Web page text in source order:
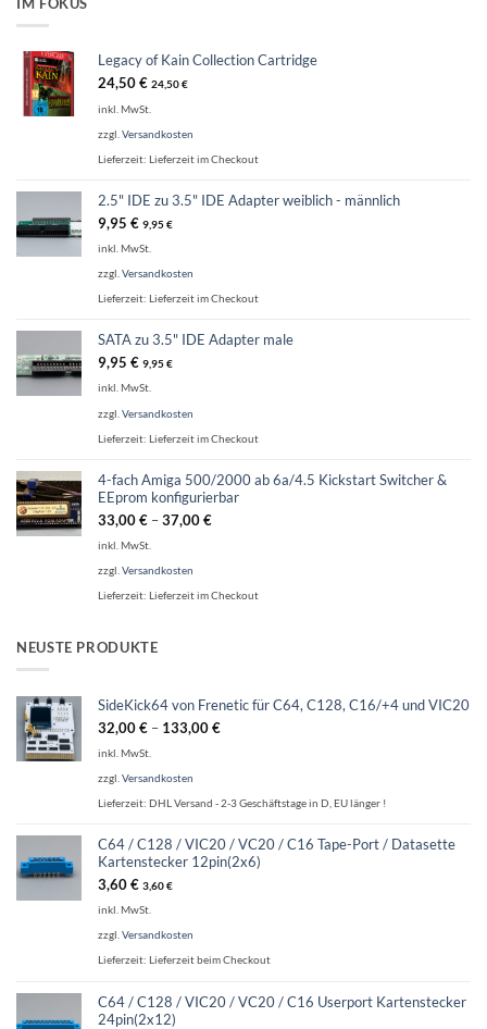
IM FOKUS
Legacy of Kain Collection Cartridge
24,50€ 24,50€
inkl. MwSt.
zzgl. Versandkosten
Lieferzeit: Lieferzeit im Checkout
2.5" IDE zu 3.5" IDE Adapter weiblich - männlich
9,95 € 9,95€
inkl. MwSt.
zzgl. Versandkosten
Lieferzeit: Lieferzeit im Checkout
SATA zu 3.5" IDE Adapter male
9,95 € 9,95€
inkl. MwSt.
zzgl. Versandkosten
Lieferzeit: Lieferzeit im Checkout
4-fach Amiga 500/2000 ab 6a/4.5 Kickstart Switcher &
EEprom konfigurierbar
33,00€ –37,00€
inkl. MwSt.
zzgl. Versandkosten
Lieferzeit: Lieferzeit im Checkout
NEUSTE PRODUKTE
SideKick64 von Frenetic für C64, C128, C16/+4 und VIC20
32,00€ – 133,00€
inkl. MwSt.
zzgl. Versandkosten
Lieferzeit: DHL Versand - 2-3 Geschäftstage in D, EU länger !
C64 / C128 / VIC20 / VC20 / C16 Tape-Port / Datasette
Kartenstecker 12pin(2x6)
3,60€ 3,60€
inkl. MwSt.
zzgl. Versandkosten
Lieferzeit: Lieferzeit beim Checkout
C64 / C128 / VIC20 / VC20 / C16 Userport Kartenstecker
24pin(2x12)